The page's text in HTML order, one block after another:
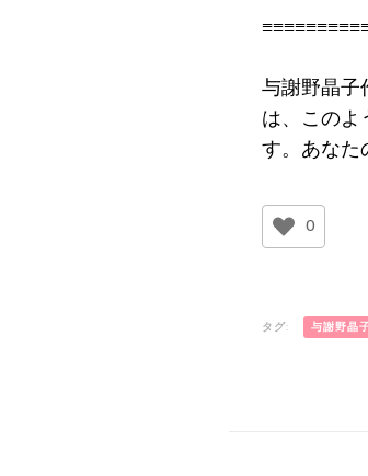
与謝野晶子
は、このよ
す。あなた
0
タグ: 与謝野晶